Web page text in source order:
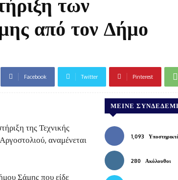
από τον Δήμο
Facebook Twitter Pinterest
της Τεχνικής
αναμένεται
Σάμης που είδε
ΜΕΊΝΕ
1,093
280 Ακόλουθοι